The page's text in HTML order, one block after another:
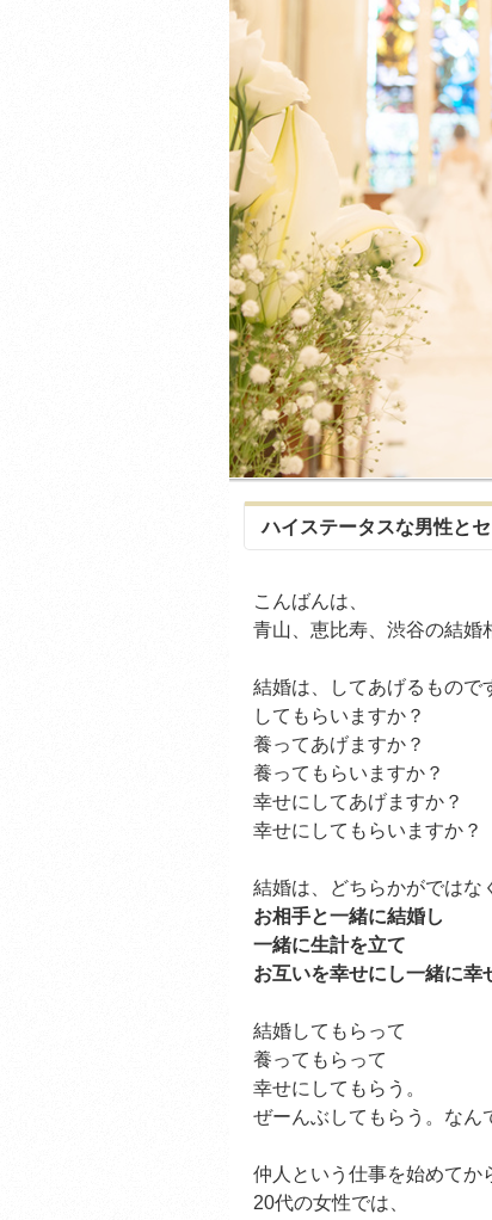
ハイステータスな男性とセ
こんばんは、
青山、恵比寿、渋谷の結婚
結婚は、してあげるもので
してもらいますか？
養ってあげますか？
養ってもらいますか？
幸せにしてあげますか？
幸せにしてもらいますか？
結婚は、どちらかがではな
お相手と一緒に結婚し
一緒に生計を立て
お互いを幸せにし一緒に幸
結婚してもらって
養ってもらって
幸せにしてもらう。
ぜーんぶしてもらう。なん
仲人という仕事を始めてか
20代の女性では、